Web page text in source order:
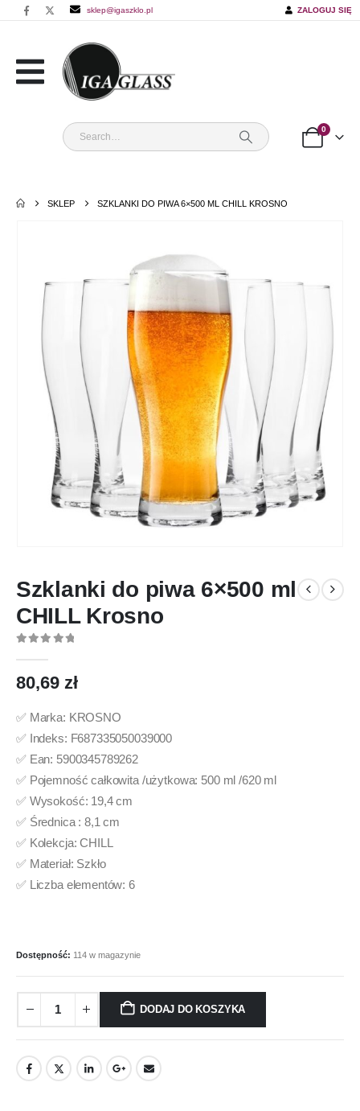
sklep@igaszklo.pl ZALOGUJ SIĘ
0
SKLEP SZKLANKI DO PIWA 6×500 ML CHILL KROSNO
Szklanki do piwa 6×500 ml
CHILL Krosno
80,69 zł
✅ Marka: KROSNO
✅ Indeks: F687335050039000
✅ Ean: 5900345789262
✅ Pojemność całkowita /użytkowa: 500 ml /620 ml
✅ Wysokość: 19,4 cm
✅ Średnica : 8,1 cm
✅ Kolekcja: CHILL
✅ Materiał: Szkło
✅ Liczba elementów: 6
Dostępność: 114 w magazynie
DODAJ DO KOSZYKA